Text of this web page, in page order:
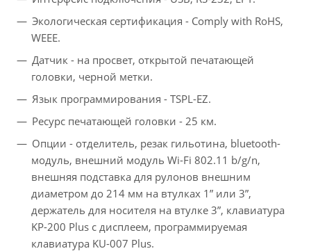
Экологическая сертификация - Comply with RoHS,
WEEE.
Датчик - на просвет, открытой печатающей
головки, черной метки.
Язык программирования - TSPL-EZ.
Ресурс печатающей головки - 25 км.
Опции - отделитель, резак гильотина, bluetooth-
модуль, внешний модуль Wi-Fi 802.11 b/g/n,
внешняя подставка для рулонов внешним
диаметром до 214 мм на втулках 1” или 3”,
держатель для носителя на втулке 3”, клавиатура
KP-200 Plus с дисплеем, программируемая
клавиатура KU-007 Plus.